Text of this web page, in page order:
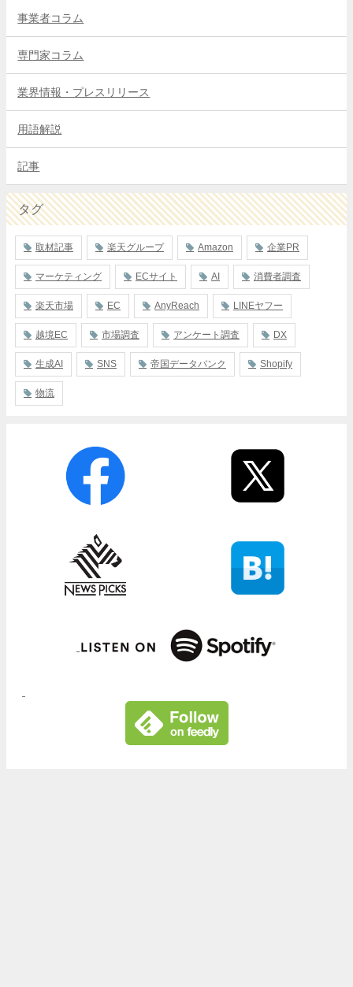
事業者コラム
専門家コラム
業界情報・プレスリリース
用語解説
記事
タグ
取材記事 楽天グループ Amazon 企業PR
マーケティング ECサイト AI 消費者調査
楽天市場 EC AnyReach LINEヤフー
越境EC 市場調査 アンケート調査 DX
生成AI SNS 帝国データバンク Shopify
物流